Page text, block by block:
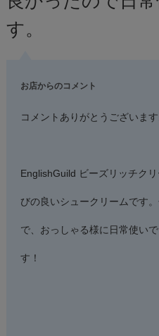
す。
お店からのコメント
コメントありがとうございます
EnglishGuild ビーズリッチク
びの良いシュークリームです
で、おっしゃる様に日常使い
す！